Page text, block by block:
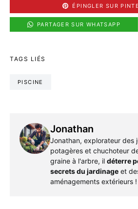
ÉPINGLER SUR
PARTAGER SUR WHATSAPP
TAGS LIÉS
PISCINE
Jonathan
Jonathan, explorateur des
potagères et chuchoteur
graine à l'arbre, il déterre
secrets du jardinageet
aménagements extérieurs !